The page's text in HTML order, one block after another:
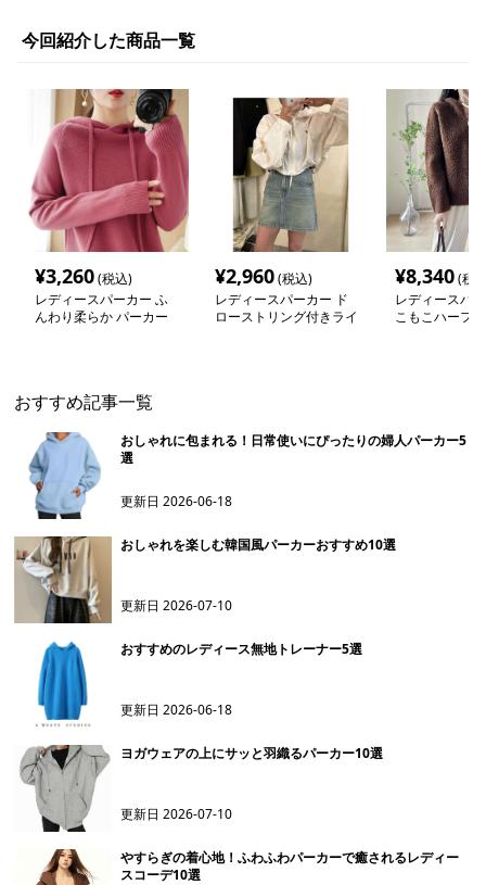
今回紹介した商品一覧
¥3,260(税込)
レディースパーカー ふ
んわり柔らか パーカー
¥2,960(税込)
レディースパーカー ド
ローストリング付きライ
¥8,340(税
レディースパ
こもこハーフ
おすすめ記事一覧
おしゃれに包まれる！日常使いにぴったりの婦人パーカー5
選
更新日2026-06-18
おしゃれを楽しむ韓国風パーカーおすすめ10選
更新日2026-07-10
おすすめのレディース無地トレーナー5選
更新日2026-06-18
ヨガウェアの上にサッと羽織るパーカー10選
更新日2026-07-10
やすらぎの着心地！ふわふわパーカーで癒されるレディー
スコーデ10選